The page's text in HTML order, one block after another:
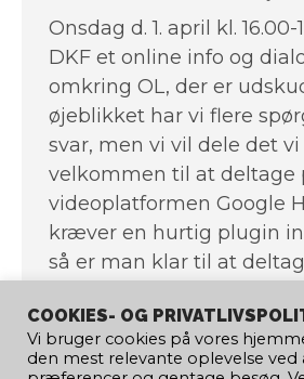
Onsdag d. 1. april kl.
DKF et online info og
omkring OL, der er
øjeblikket har vi flere
svar, men vi vil dele det vi
velkommen til at deltage
videoplatformen Google
kræver en hurtig plugin
så er man klar til at
Tikjøb, Formand Tom
Eliteansvarlig
COOKIES- OG
Vi bruger cookies på vores
den mest relevante oplevelse ved